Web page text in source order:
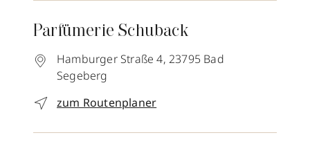
Parfümerie Schuback
Hamburger Straße 4, 23795 Bad
Segeberg
zum Routenplaner